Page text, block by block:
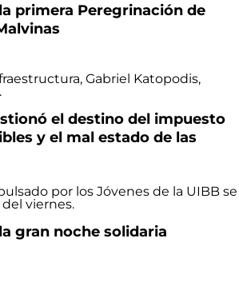
primera Peregrinación de
el destino del impuesto
y el mal estado de las
gran noche solidaria